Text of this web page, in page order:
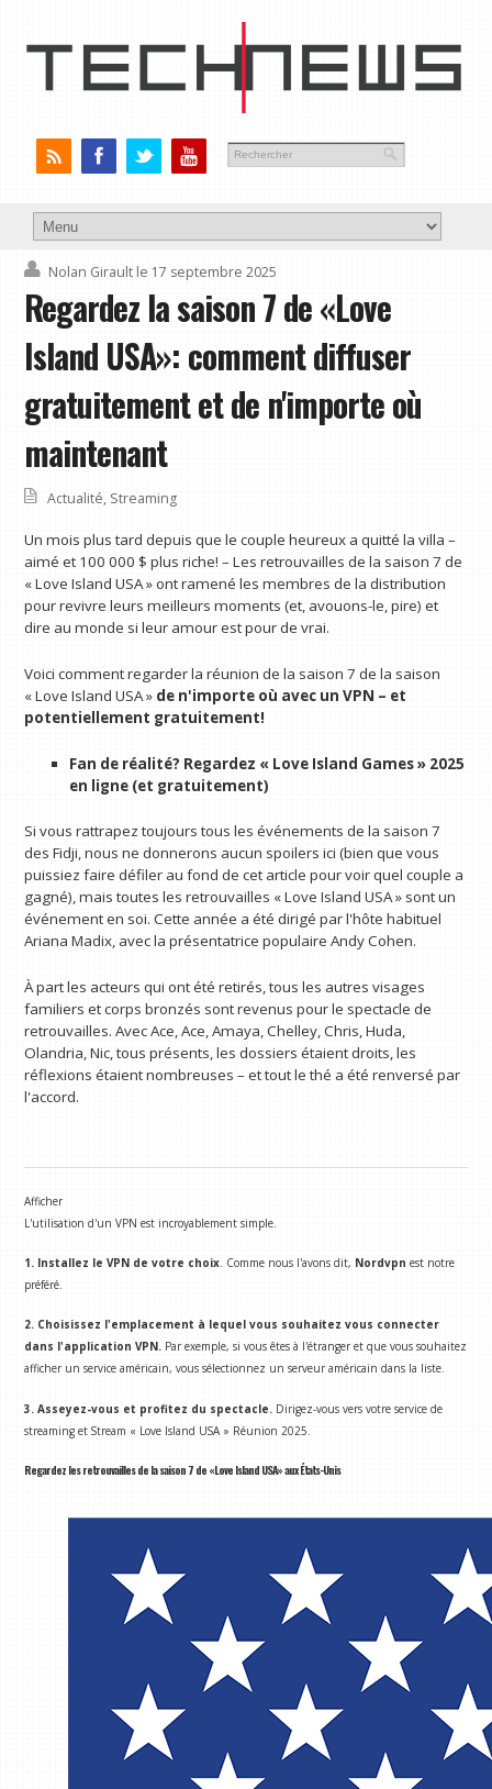
Nolan Girault le 17 septembre 2025
Regardez la saison 7 de «Love
Island USA»: comment diffuser
gratuitement et de n'importe où
maintenant
Actualité, Streaming
Un mois plus tard depuis que le couple heureux a quitté la villa –
aimé et 100 000 $ plus riche! – Les retrouvailles de la saison 7 de
« Love Island USA » ont ramené les membres de la distribution
pour revivre leurs meilleurs moments (et, avouons-le, pire) et
dire au monde si leur amour est pour de vrai.
Voici comment regarder la réunion de la saison 7 de la saison
« Love Island USA » de n'importe où avec un VPN – et
potentiellement gratuitement!
Fan de réalité? Regardez « Love Island Games » 2025
en ligne (et gratuitement)
Si vous rattrapez toujours tous les événements de la saison 7
des Fidji, nous ne donnerons aucun spoilers ici (bien que vous
puissiez faire défiler au fond de cet article pour voir quel couple a
gagné), mais toutes les retrouvailles « Love Island USA » sont un
événement en soi. Cette année a été dirigé par l'hôte habituel
Ariana Madix, avec la présentatrice populaire Andy Cohen.
À part les acteurs qui ont été retirés, tous les autres visages
familiers et corps bronzés sont revenus pour le spectacle de
retrouvailles. Avec Ace, Ace, Amaya, Chelley, Chris, Huda,
Olandria, Nic, tous présents, les dossiers étaient droits, les
réflexions étaient nombreuses – et tout le thé a été renversé par
l'accord.
Afficher
L'utilisation d'un VPN est incroyablement simple.
1. Installez le VPN de votre choix. Comme nous l'avons dit, Nordvpn est notre
préféré.
2. Choisissez l'emplacement à lequel vous souhaitez vous connecter
dans l'application VPN. Par exemple, si vous êtes à l'étranger et que vous souhaitez
afficher un service américain, vous sélectionnez un serveur américain dans la liste.
3. Asseyez-vous et profitez du spectacle. Dirigez-vous vers votre service de
streaming et Stream « Love Island USA » Réunion 2025.
Regardez les retrouvailles de la saison 7 de «Love Island USA» aux États-Unis